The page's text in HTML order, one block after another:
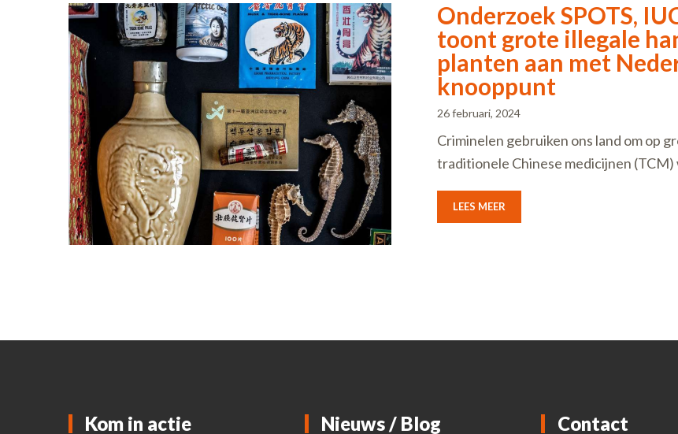
Onderzoek SPOTS,
toont grote illegale
planten aan met
knooppunt
26 februari, 2024
Criminelen gebruiken ons land om op
traditionele Chinese medicijnen
LEES MEER
Kom in actie Nieuws / Blog Contact